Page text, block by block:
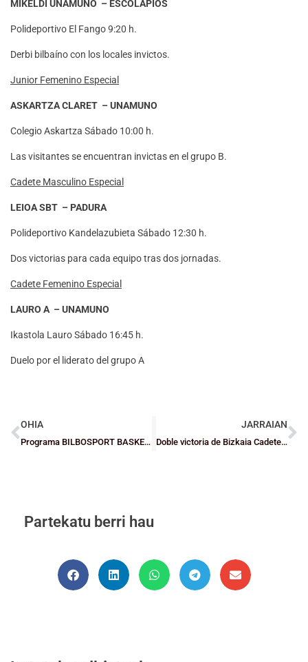
MIKELDI UNAMUNO – ESCOLAPIOS
Polideportivo El Fango 9:20 h.
Derbi bilbaíno con los locales invictos.
Junior Femenino Especial
ASKARTZA CLARET – UNAMUNO
Colegio Askartza Sábado 10:00 h.
Las visitantes se encuentran invictas en el grupo B.
Cadete Masculino Especial
LEIOA SBT – PADURA
Polideportivo Kandelazubieta Sábado 12:30 h.
Dos victorias para cada equipo tras dos jornadas.
Cadete Femenino Especial
LAURO A – UNAMUNO
Ikastola Lauro Sábado 16:45 h.
Duelo por el liderato del grupo A
OHIA
Programa BILBOSPORT BASKET del 28-9-2015 en Telebilbao
JARRAIAN
Doble victoria de Bizkaia Cadete frente a Asturias
Partekatu berri hau